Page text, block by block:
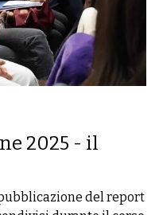
2025 - il
del report